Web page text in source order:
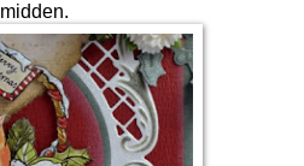
midden.